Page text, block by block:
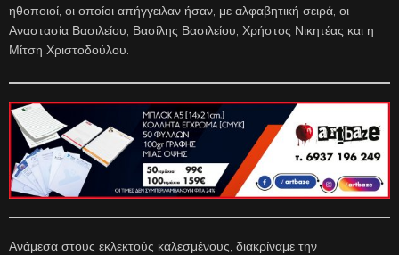
ηθοποιοί, οι οποίοι απήγγειλαν ήσαν, με αλφαβητική σειρά, οι
Αναστασία Βασιλείου, Βασίλης Βασιλείου, Χρήστος Νικητέας και η
Μίτση Χριστοδούλου.
Ανάμεσα στους εκλεκτούς καλεσμένους, διακρίναμε την